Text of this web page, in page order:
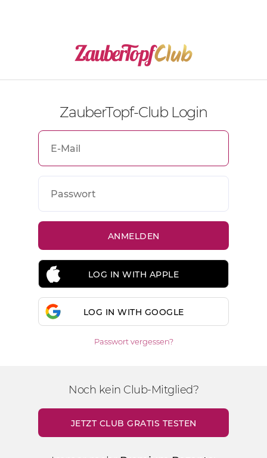
ZauberTopf-Club Login
LOG IN WITH APPLE
LOG IN WITH GOOGLE
Passwort vergessen?
Noch kein Club-Mitglied?
JETZT CLUB GRATIS TESTEN